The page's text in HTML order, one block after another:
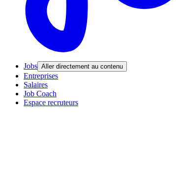
Jobs Aller directement au contenu
Entreprises
Salaires
Job Coach
Espace recruteurs